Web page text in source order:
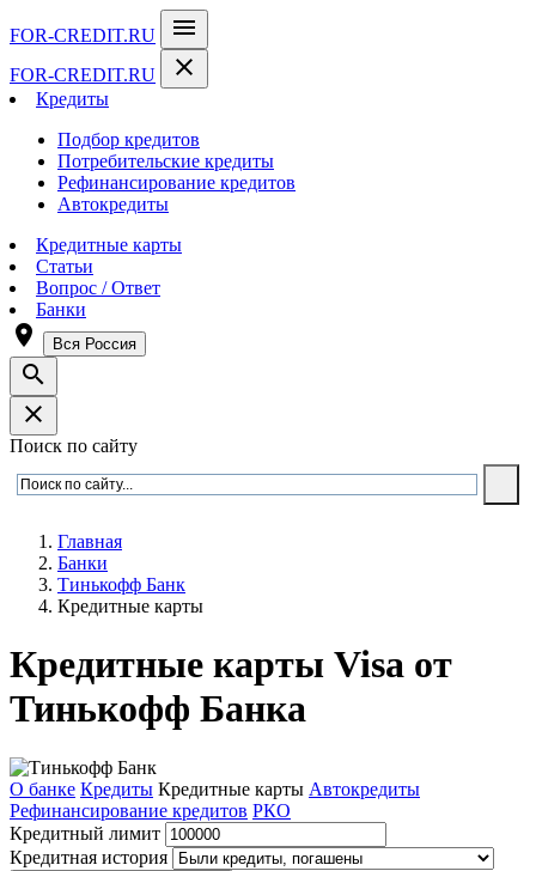
FOR-CREDIT.RU menu
FOR-CREDIT.RU close
Кредиты
Подбор кредитов
Потребительские кредиты
Рефинансирование кредитов
Автокредиты
Кредитные карты
Статьи
Вопрос / Ответ
Банки
room Вся Россия
search
close
Поиск по сайту
Главная
Банки
Тинькофф Банк
Кредитные карты
Кредитные карты Visa от
Тинькофф Банка
О банке Кредиты Кредитные карты Автокредиты
Рефинансирование кредитов РКО
Кредитный лимит
Кредитная история